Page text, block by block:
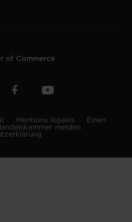
of Commerce
Mentions légales
Einen
melden